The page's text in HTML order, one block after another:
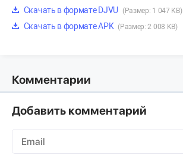
Скачать в формате DJVU (Размер: 1 047 KB)
Скачать в формате APK (Размер: 2 008 KB)
Комментарии
Добавить комментарий